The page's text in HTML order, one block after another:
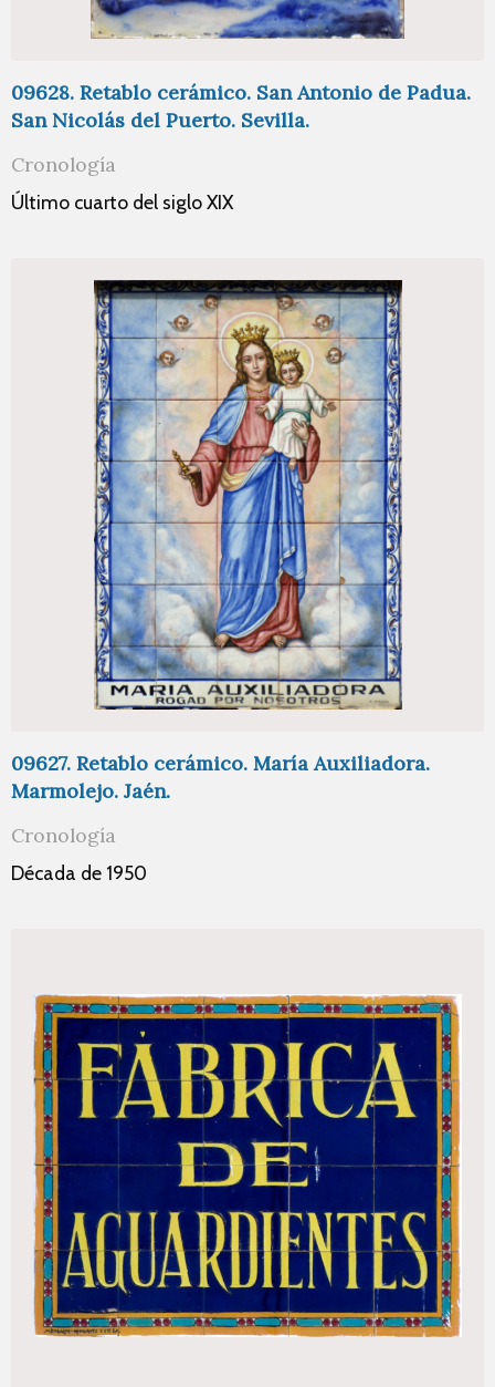
09628. Retablo cerámico. San Antonio de Padua.
San Nicolás del Puerto. Sevilla.
Cronología
Último cuarto del siglo XIX
09627. Retablo cerámico. María Auxiliadora.
Marmolejo. Jaén.
Cronología
Década de 1950